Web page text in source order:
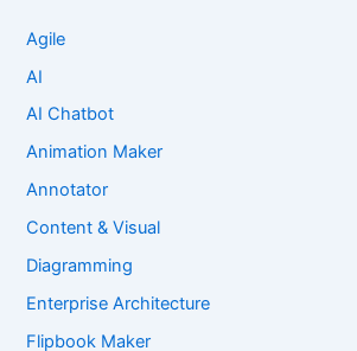
Agile
AI
AI Chatbot
Animation Maker
Annotator
Content & Visual
Diagramming
Enterprise Architecture
Flipbook Maker